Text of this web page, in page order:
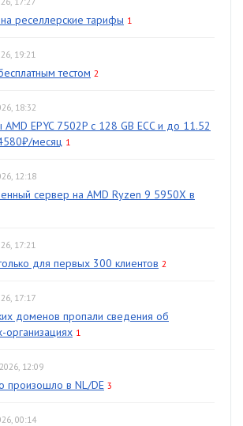
реселлерские тарифы 1
19:21
тестом 2
18:32
EPYC 7502P с 128 GB ECC и до 11.52
месяц 1
12:18
сервер на AMD Ryzen 9 5950X в
17:21
для первых 300 клиентов 2
17:17
доменов пропали сведения об
организациях 1
12:09
произошло в NL/DE 3
00:14